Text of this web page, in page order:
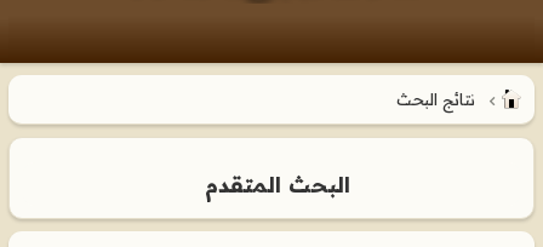
نتائج البحث
البحث المتقدم